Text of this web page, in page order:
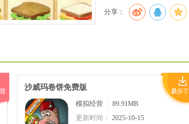
分享：
沙威玛卷饼免费版
模拟经营
89.91MB
更新时间：
2025-10-15